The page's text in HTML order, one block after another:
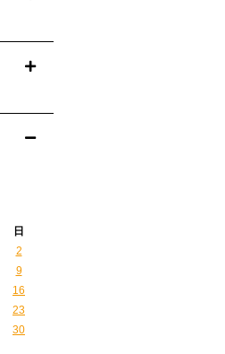
日
2
9
16
23
30